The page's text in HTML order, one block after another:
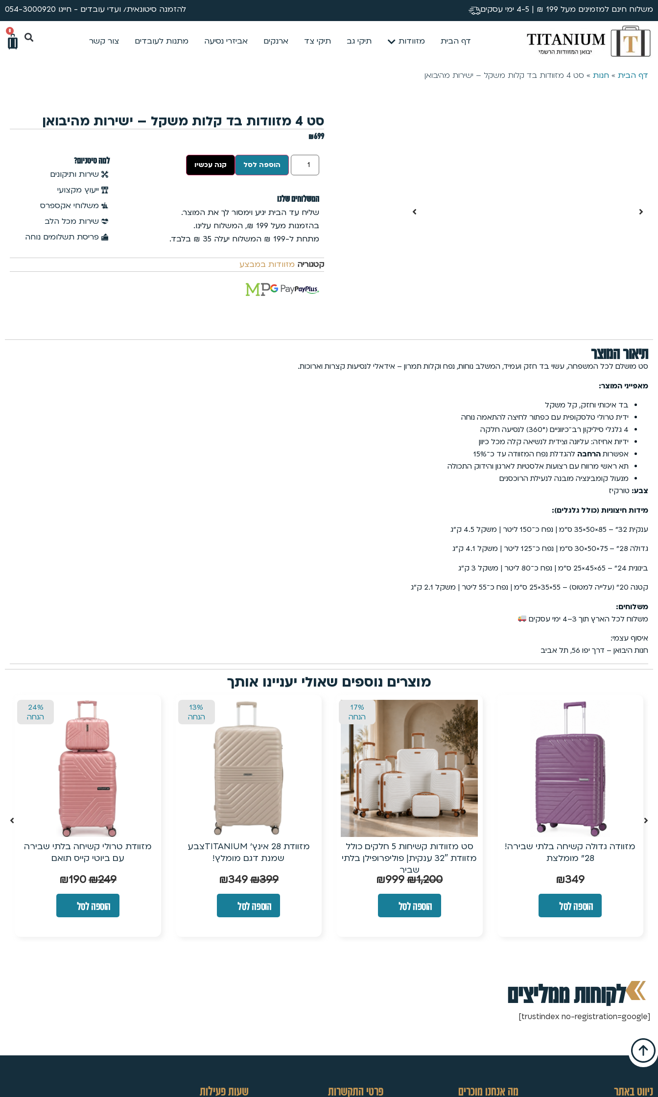
משלוח חינם למזמינים מעל 199 ₪ | 4-5 ימי עסקים להזמנה סיטונאית/ ועדי עובדים - חייגו 054-3000920
דף הבית מזוודות תיקי גב תיקי צד ארנקים אביזרי נסיעה מתנות לעובדים צור קשר
0
דף הבית » חנות » סט 4 מזוודות בד קלות משקל – ישירות מהיבואן
סט 4 מזוודות בד קלות משקל – ישירות מהיבואן
₪699
הוספה לסל קנה עכשיו
המשלוחים שלנו
שליח עד הבית יגיע וימסור לך את המוצר.
בהזמנות מעל 199 ₪, המשלוח עלינו.
מתחת ל-199 ₪ המשלוח יעלה 35 ₪ בלבד.
למה טיטניום?
שירות ותיקונים
ייעוץ מקצועי
משלוחי אקספרס
שירות מכל הלב
פריסת תשלומים נוחה
קטגוריה מזוודות במבצע
תיאור המוצר
סט מושלם לכל המשפחה, עשוי בד חזק ועמיד, המשלב נוחות, נפח וקלות תמרון – אידאלי לנסיעות קצרות וארוכות.
מאפייני המוצר:
בד איכותי וחזק, קל משקל
ידית טרולי טלסקופית עם כפתור לחיצה להתאמה נוחה
4 גלגלי סיליקון רב־כיווניים (360°) לנסיעה חלקה
ידיות אחיזה: עליונה וצידית לנשיאה קלה מכל כיוון
אפשרות הרחבה להגדלת נפח המזוודה עד כ־15%
תא ראשי מרווח עם רצועות אלסטיות לארגון והידוק התכולה
מנעול קומבינציה מובנה לנעילת הרוכסנים
צבע: טורקיז
מידות חיצוניות (כולל גלגלים):
ענקית 32״ – 85×50×35 ס״מ | נפח כ־150 ליטר | משקל 4.5 ק״ג
גדולה 28״ – 75×50×30 ס״מ | נפח כ־125 ליטר | משקל 4.1 ק״ג
בינונית 24״ – 65×45×25 ס״מ | נפח כ־80 ליטר | משקל 3 ק״ג
קטנה 20״ (עלייה למטוס) – 55×35×25 ס״מ | נפח כ־55 ליטר | משקל 2.1 ק״ג
משלוחים:
משלוח לכל הארץ תוך 3–4 ימי עסקים
איסוף עצמי:
חנות היבואן – דרך יפו 56, תל אביב
מוצרים נוספים שאולי יעניינו אותך
סט מזוודות קשיחות 5 חלקים כולל
מזוודת 32″ ענקית| פוליפרופילן בלתי
₪1,200
999
הוספה לסל
13%
הנחה
מזוודת 28 אינץ’ TITANIUMצבע
שמנת דגם מומלץ!
₪399
₪349
הוספה לסל
24%
הנחה
מזוודת טרולי קשיחה בלתי שבירה
עם ביוטי קייס תואם
₪249
₪190
הוספה לסל
24%
הנחה
20״ טרולי עלייה למטוס מפוליפרופילן
₪249
₪190
הוספה לסל
לקוחות ממליצים
[trustindex no-registration=google]
ניווט באתר מה אנחנו מוכרים פרטי התקשרות שעות פעילות